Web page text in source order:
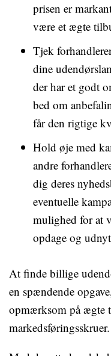
prisen er
være et ægte
Tjek
dine
der har et godt
bed om
får den rigtige
Hold øje med
andre
dig deres
eventuelle
mulighed for at
opdage og
At finde billige
en spændende
opmærksom på ægte
markedsføringsskruer.